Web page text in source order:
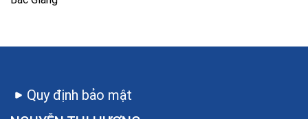
Quy định bảo mật